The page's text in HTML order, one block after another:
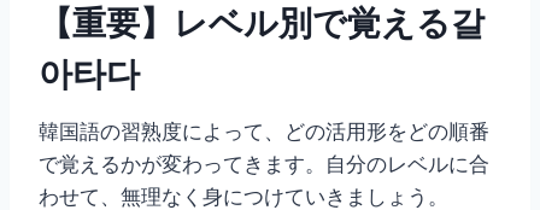
【重要】レベル別で覚える갈
아타다
韓国語の習熟度によって、どの活用形をどの順番
で覚えるかが変わってきます。自分のレベルに合
わせて、無理なく身につけていきましょう。